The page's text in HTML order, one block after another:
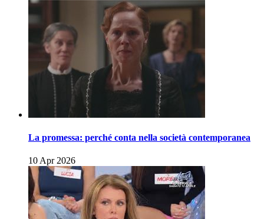
La promessa: perché conta nella società contemporanea
10 Apr 2026